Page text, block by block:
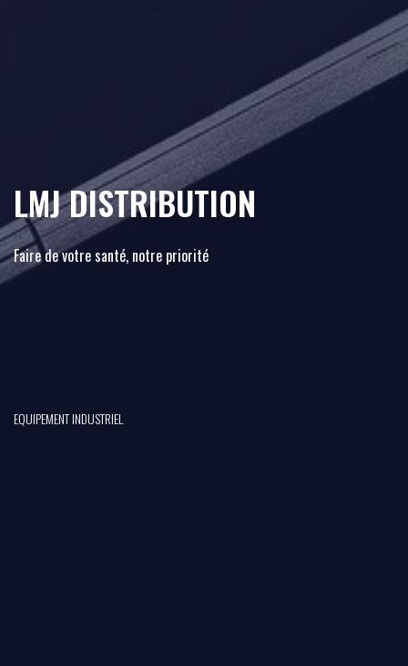
LMJ DISTRIBUTION
Faire de votre santé, notre priorité
EQUIPEMENT INDUSTRIEL